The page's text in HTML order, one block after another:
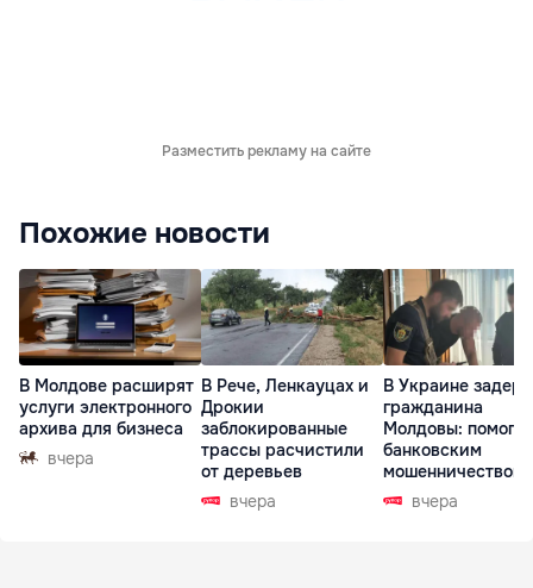
Разместить рекламу на сайте
Похожие новости
В Молдове расширят
услуги электронного
архива для бизнеса
вчера
В Рече, Ленкауцах и
Дрокии
заблокированные
трассы расчистили
от деревьев
вчера
В Украине
гражданина
Молдовы:
банковским
мошенничеством
Чехиивчера